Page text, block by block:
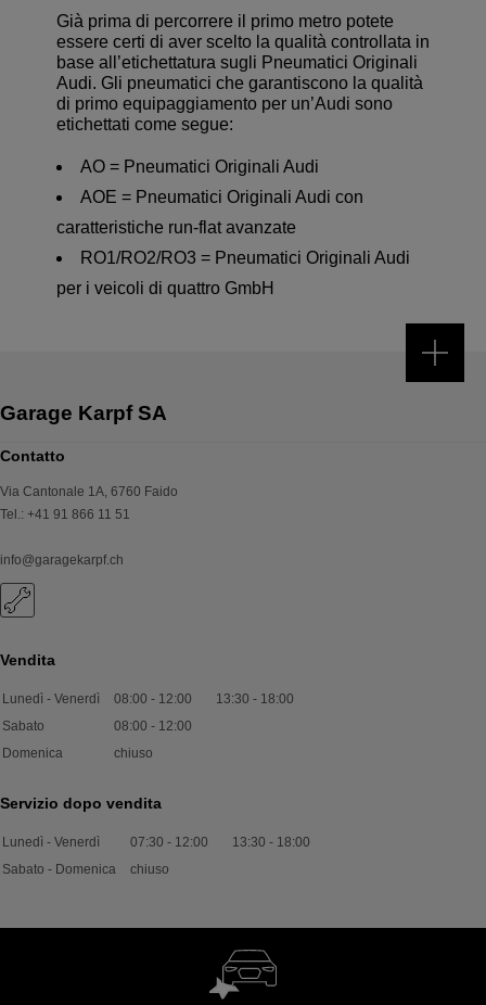
Già prima di percorrere il primo metro potete
essere certi di aver scelto la qualità controllata in
base all’etichettatura sugli Pneumatici Originali
Audi. Gli pneumatici che garantiscono la qualità
di primo equipaggiamento per un’Audi sono
etichettati come segue:
AO = Pneumatici Originali Audi
AOE = Pneumatici Originali Audi con
caratteristiche run-flat avanzate
RO1/RO2/RO3 = Pneumatici Originali Audi
per i veicoli di quattro GmbH
Contatto
Via Cantonale 1A, 6760 Faido
Tel.: +41 91 866 11 51
info@garagekarpf.ch
Vendita
Lunedì - Venerdì 08:00 - 12:00 13:30 - 18:00
Sabato
08:00 - 12:00
Domenica
chiuso
Servizio dopo vendita
Lunedì - Venerdì 07:30 - 12:00 13:30 - 18:00
Sabato - Domenica
chiuso